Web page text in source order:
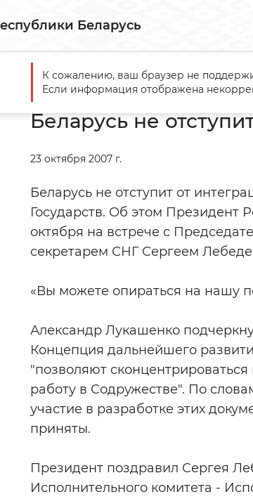
Беларусь
Главная События Беларусь не отступит
Беларусь не
23 октября 2007 г.
Беларусь не отступит от
Государств. Об этом Президент
октября на встрече с
секретарем СНГ Сергеем
«Вы можете опираться на нашу
Александр Лукашенко
Концепция дальнейшего
"позволяют
работу в Содружестве". По
участие в разработке этих
приняты.
Президент поздравил Сергея
Исполнительного комитета -
К сожалению, ваш браузер не
Если информация отображена